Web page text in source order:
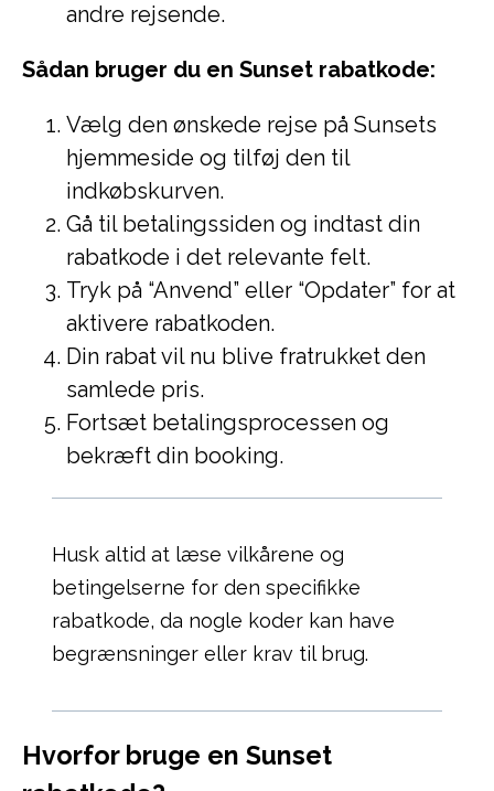
andre rejsende.
Sådan bruger du en Sunset rabatkode:
Vælg den ønskede rejse på Sunsets
hjemmeside og tilføj den til
indkøbskurven.
Gå til betalingssiden og indtast din
rabatkode i det relevante felt.
Tryk på “Anvend” eller “Opdater” for at
aktivere rabatkoden.
Din rabat vil nu blive fratrukket den
samlede pris.
Fortsæt betalingsprocessen og
bekræft din booking.
Husk altid at læse vilkårene og
betingelserne for den specifikke
rabatkode, da nogle koder kan have
begrænsninger eller krav til brug.
Hvorfor bruge en Sunset